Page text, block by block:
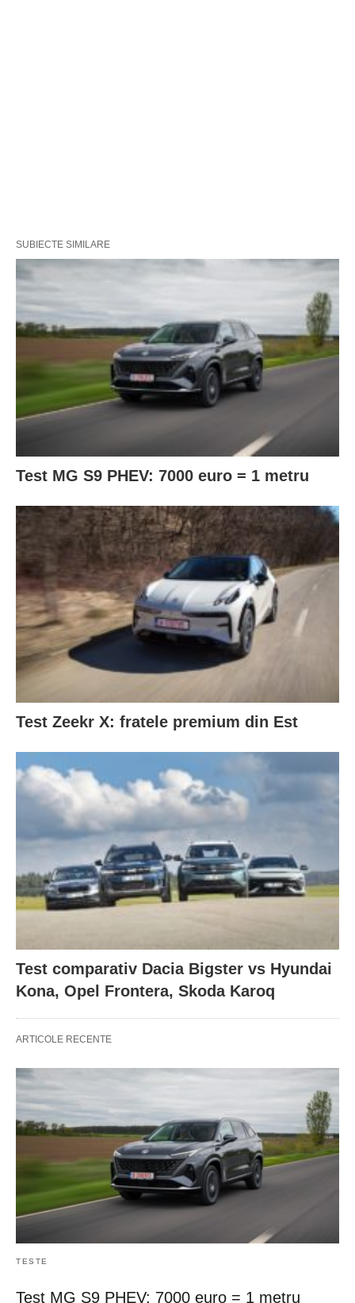
SUBIECTE SIMILARE
Test MG S9 PHEV: 7000 euro = 1 metru
Test Zeekr X: fratele premium din Est
Test comparativ Dacia Bigster vs Hyundai
Kona, Opel Frontera, Skoda Karoq
ARTICOLE RECENTE
TESTE
Test MG S9 PHEV: 7000 euro = 1 metru